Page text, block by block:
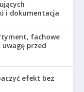
i dokumentacja
fachowe
przed
efekt bez